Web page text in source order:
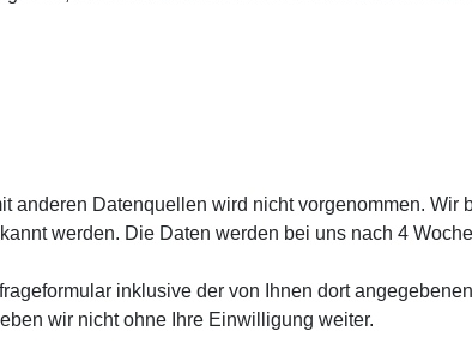
Datenquellen wird nicht vorgenommen. Wir
werden. Die Daten werden bei uns nach 4
inklusive der von Ihnen dort
wir nicht ohne Ihre Einwilligung weiter.